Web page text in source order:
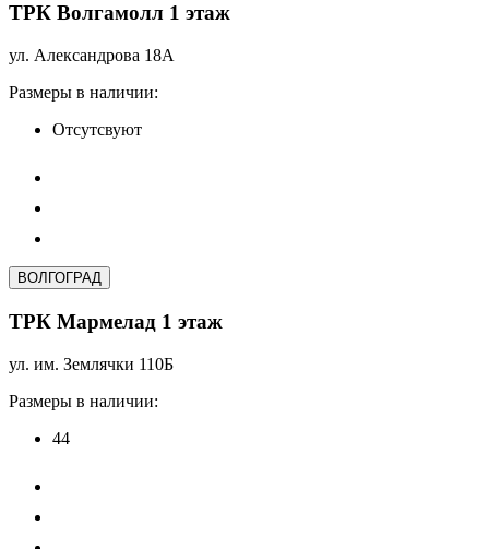
ТРК Волгамолл 1 этаж
ул. Александрова 18А
Размеры в наличии:
Отсутсвуют
ВОЛГОГРАД
ТРК Мармелад 1 этаж
ул. им. Землячки 110Б
Размеры в наличии:
44